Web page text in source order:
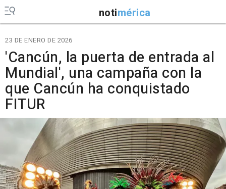
notimérica
23 DE ENERO DE 2026
'Cancún, la puerta de entrada al
Mundial', una campaña con la
que Cancún ha conquistado
FITUR